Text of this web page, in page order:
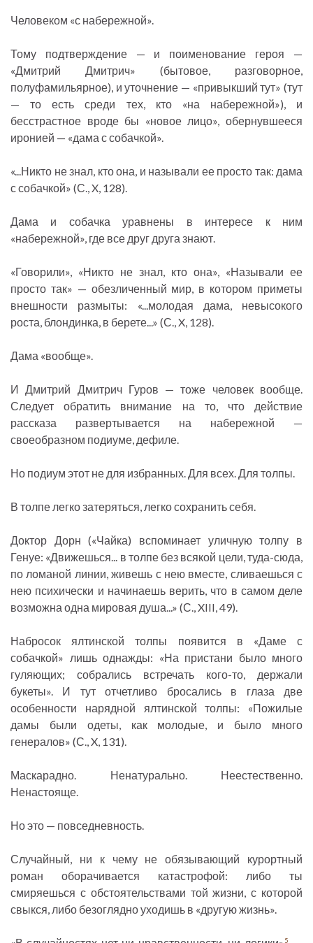
Человеком «с набережной».
Тому подтверждение — и поименование героя —
«Дмитрий Дмитрич» (бытовое, разговорное,
полуфамильярное), и уточнение — «привыкший тут» (тут
— то есть среди тех, кто «на набережной»), и
бесстрастное вроде бы «новое лицо», обернувшееся
иронией — «дама с собачкой».
«...Никто не знал, кто она, и называли ее просто так: дама
с собачкой» (С., X, 128).
Дама и собачка уравнены в интересе к ним
«набережной», где все друг друга знают.
«Говорили», «Никто не знал, кто она», «Называли ее
просто так» — обезличенный мир, в котором приметы
внешности размыты: «...молодая дама, невысокого
роста, блондинка, в берете...» (С., X, 128).
Дама «вообще».
И Дмитрий Дмитрич Гуров — тоже человек вообще.
Следует обратить внимание на то, что действие
рассказа развертывается на набережной —
своеобразном подиуме, дефиле.
Но подиум этот не для избранных. Для всех. Для толпы.
В толпе легко затеряться, легко сохранить себя.
Доктор Дорн («Чайка) вспоминает уличную толпу в
Генуе: «Движешься... в толпе без всякой цели, туда-сюда,
по ломаной линии, живешь с нею вместе, сливаешься с
нею психически и начинаешь верить, что в самом деле
возможна одна мировая душа...» (С., XIII, 49).
Набросок ялтинской толпы появится в «Даме с
собачкой» лишь однажды: «На пристани было много
гуляющих; собрались встречать кого-то, держали
букеты». И тут отчетливо бросались в глаза две
особенности нарядной ялтинской толпы: «Пожилые
дамы были одеты, как молодые, и было много
генералов» (С., X, 131).
Маскарадно. Ненатурально. Неестественно.
Ненастояще.
Но это — повседневность.
Случайный, ни к чему не обязывающий курортный
роман оборачивается катастрофой: либо ты
смиряешься с обстоятельствами той жизни, с которой
свыкся, либо безоглядно уходишь в «другую жизнь».
5